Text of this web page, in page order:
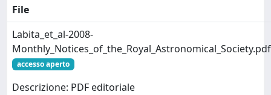
File
Labita_et_al-2008-
Monthly_Notices_of_the_Royal_Astronomical_Society.pdf
accesso aperto
Descrizione: PDF editoriale